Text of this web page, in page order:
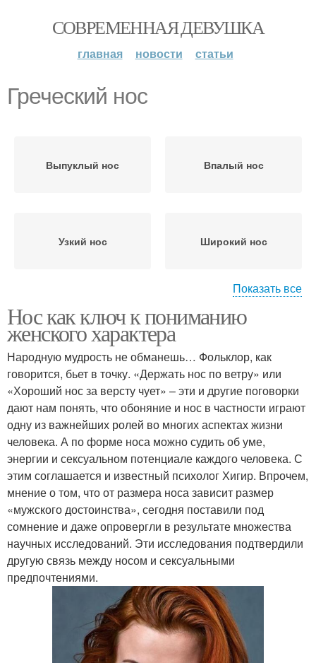
СОВРЕМЕННАЯ ДЕВУШКА
главная новости статьи
Греческий нос
Выпуклый нос Впалый нос
Узкий нос Широкий нос
Гладкий нос Мясистый нос
Курносый нос Ястребиный нос
Римский нос Нубийский нос
Толстый нос Нос с горбинкой
Никсоновский нос Большой нос
Показать все
Нос как ключ к пониманию
женского характера
Народную мудрость не обманешь… Фольклор, как
говорится, бьет в точку. «Держать нос по ветру» или
«Хороший нос за версту чует» – эти и другие поговорки
дают нам понять, что обоняние и нос в частности играют
одну из важнейших ролей во многих аспектах жизни
человека. А по форме носа можно судить об уме,
энергии и сексуальном потенциале каждого человека. С
этим соглашается и известный психолог Хигир. Впрочем,
мнение о том, что от размера носа зависит размер
«мужского достоинства», сегодня поставили под
сомнение и даже опровергли в результате множества
научных исследований. Эти исследования подтвердили
другую связь между носом и сексуальными
предпочтениями.